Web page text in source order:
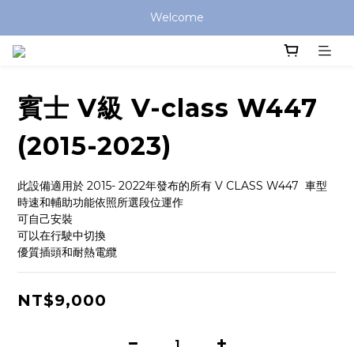
Welcome
賓士 V級 V-class W447
(2015-2023)
此設備適用於 2015- 2022年發布的所有 V CLASS W447  車型
時速和輔助功能依照所選段位運作
可自己安裝
可以在行駛中切換
優質插頭和耐熱電纜
NT$9,000